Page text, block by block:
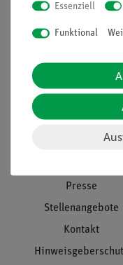
Unternehmen
Presse
Stellenangebote
Kontakt
Essenziell
Funktional